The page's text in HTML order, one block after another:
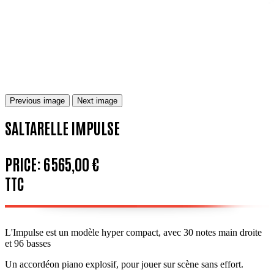
Previous image Next image
SALTARELLE IMPULSE
PRICE:6 565,00 €
TTC
L'Impulse est un modèle hyper compact, avec 30 notes main droite
et 96 basses
Un accordéon piano explosif, pour jouer sur scène sans effort.